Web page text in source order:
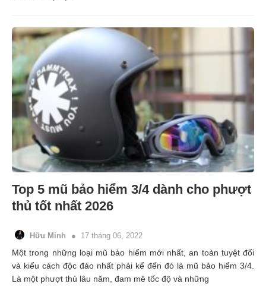
Top 5 mũ bảo hiểm 3/4 dành cho phượt
thủ tốt nhất 2026
Hữu Minh 17 tháng 06, 2022
Một trong những loại mũ bảo hiểm mới nhất, an toàn tuyệt đối
và kiểu cách độc đáo nhất phải kể đến đó là mũ bảo hiểm 3/4.
Là một phượt thủ lâu năm, đam mê tốc độ và những